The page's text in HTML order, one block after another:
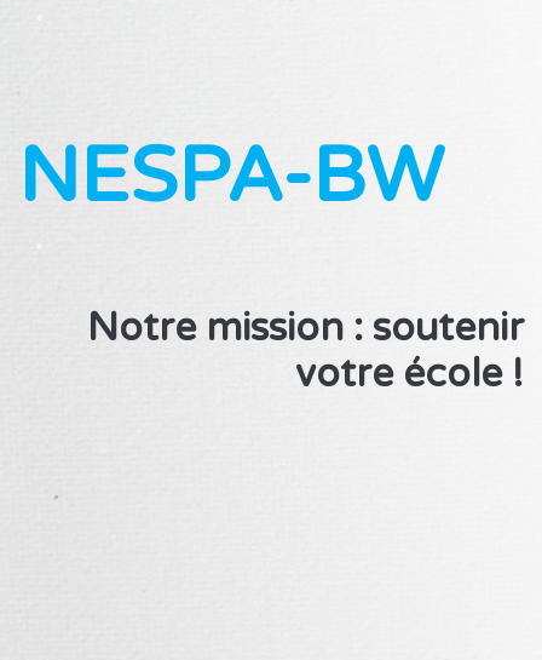
NESPA-BW
​Notre mission : soutenir
votre école !